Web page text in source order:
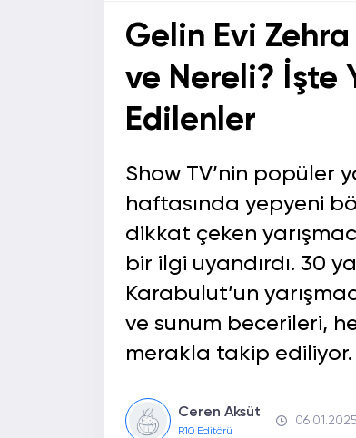
Gelin Evi
ve Nereli? İşte
Edilenler
Show TV’nin popüler
haftasında yepyeni
dikkat çeken
bir ilgi uyandırdı. 30
Karabulut’un
ve sunum becerileri,
merakla takip ediliyor.
Ceren Aksüt
R10 Editörü